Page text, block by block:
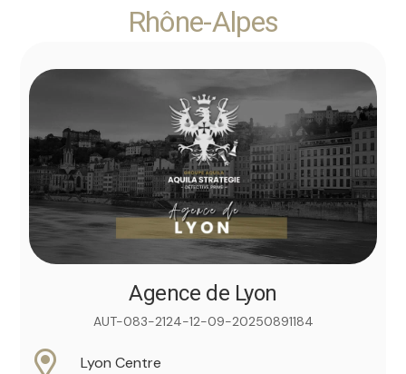
Rhône-Alpes
Agence de Lyon
AUT-083-2124-12-09-20250891184
Lyon Centre